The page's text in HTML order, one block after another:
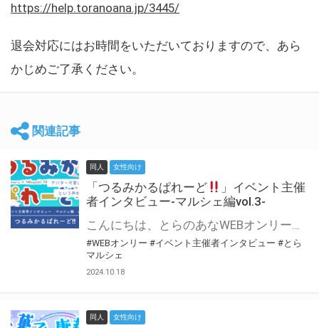
https://help.toranoana.jp/3445/
退会対応にはお時間をいただいておりますので、あら
かじめご了承ください。
関連記事
同人 女性向け
「つるみかるぱれーど
」イベント主催
者インタビュー-マルシェ編vol.3-
こんにちは、とらのあなWEBオンリー運営スタッフです。 新たにお届けする、イベント主催者インタビュー-マルシェ編-は、 とらのあなWEBオンリー「マルシェ」をご利用した主催様に 「マルシェ」を使って開催した感想や心がけをお聞きする企画です。 今回は、WEBオンリー初開催「つるみかるぱれーど
#WEBオンリー #イベント主催者インタビュー #とら
マルシェ
2024.10.18
同人 女性向け